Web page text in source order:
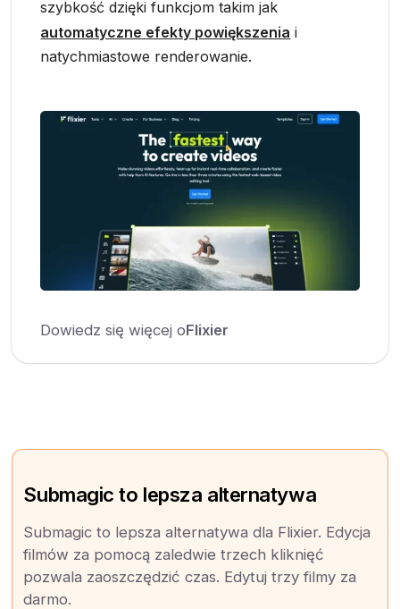
szybkość dzięki funkcjom takim jak
automatyczne efekty powiększenia i
natychmiastowe renderowanie.
Dowiedz się więcej oFlixier
Submagic to lepsza alternatywa
Submagic to lepsza alternatywa dla Flixier. Edycja
filmów za pomocą zaledwie trzech kliknięć
pozwala zaoszczędzić czas. Edytuj trzy filmy za
darmo.